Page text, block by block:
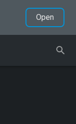
Open